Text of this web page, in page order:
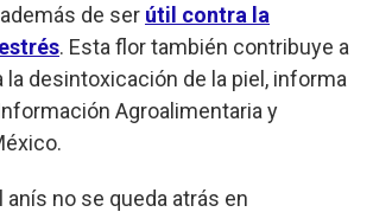
además de ser útil contra la
. Esta flor también contribuye a
la desintoxicación de la piel, informa
Agroalimentaria y
anís no se queda atrás en